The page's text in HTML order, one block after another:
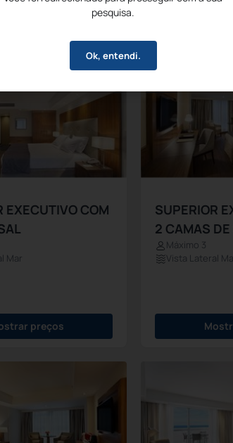
pesquisa.
Ok, entendi.
EXECUTIVO COM
Mar
preços
SUPERIOR
2 CAMAS DE
Máximo 3
Vista Lateral